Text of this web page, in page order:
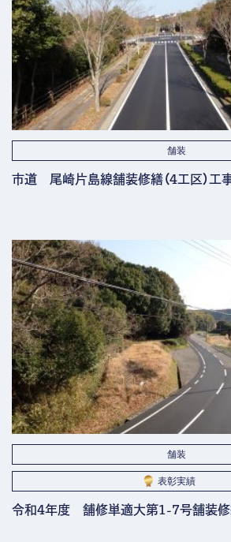
舗装
市道 尾崎片島線舗装修繕（4工区）工
舗装
表彰実績
令和4年度 舗修単適大第1-7号舗装修